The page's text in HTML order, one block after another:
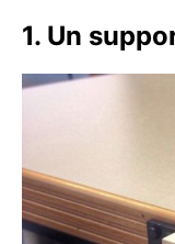
1. Un